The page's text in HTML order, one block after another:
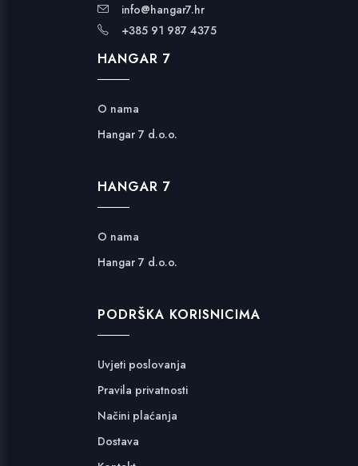
info@hangar7.hr
+385 91 987 4375
HANGAR 7
O nama
Hangar 7 d.o.o.
HANGAR 7
O nama
Hangar 7 d.o.o.
PODRŠKA KORISNICIMA
Uvjeti poslovanja
Pravila privatnosti
Načini plaćanja
Dostava